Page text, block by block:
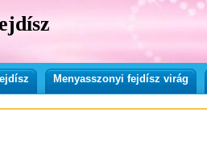
Menyasszonyi fejdísz virág